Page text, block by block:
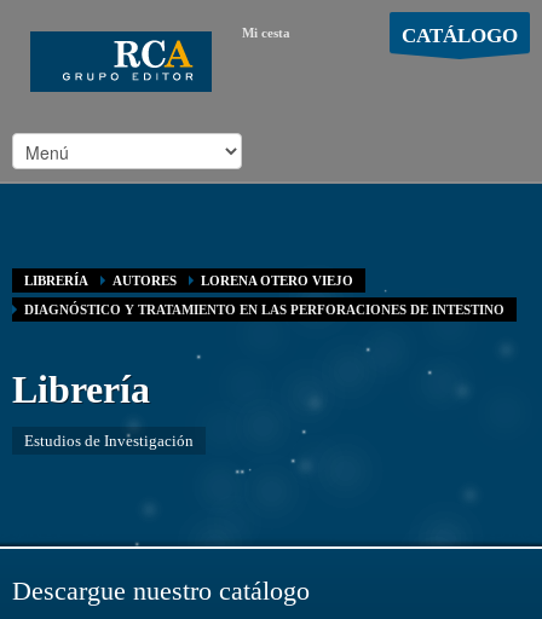
Mi cesta CATÁLOGO
LIBRERÍA AUTORES
LORENA OTERO VIEJO
DIAGNÓSTICO Y TRATAMIENTO EN LAS PERFORACIONES DE INTESTINO
Librería
Estudios de Investigación
Descargue nuestro catálogo